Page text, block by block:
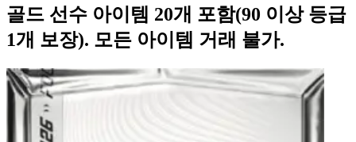
골드 선수 아이템 20개 포함(90 이상 등급
1개 보장). 모든 아이템 거래 불가.